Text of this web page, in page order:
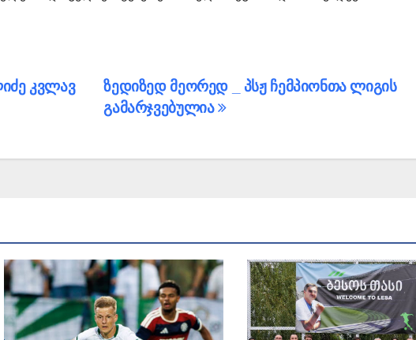
ზედიზედ მეორედ _ პსჟ ჩემპიონთა ლიგის
გამარჯვებულია
კვლავ